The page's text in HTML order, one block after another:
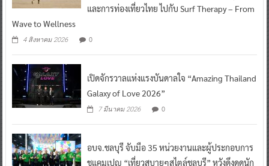
และการท่องเที่ยวไทย ไปกับ Surf Therapy – From
Wave to Wellness
4 สิงหาคม 2026 0
เปิดจักรวาลแห่งแรงบันดาลใจ “Amazing Thailand
Galaxy of Love 2026”
7 มีนาคม 2026 0
อบจ.ชลบุรี จับมือ 35 หน่วยงานและผู้ประกอบการ
ชูแคมเปญ “เที่ยวสบายๆสไตล์ชลบุรี” หวังดึงดูดนัก